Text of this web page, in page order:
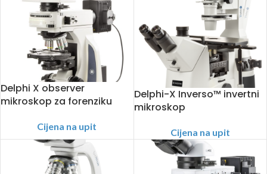
Delphi X observer
mikroskop za forenziku
Cijena na upit
Delphi-X Inverso™ invertni
mikroskop
Cijena na upit